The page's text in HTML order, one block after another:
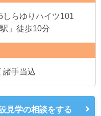
しらゆりハイツ101
」徒歩10分
諸手当込
見学の相談をする